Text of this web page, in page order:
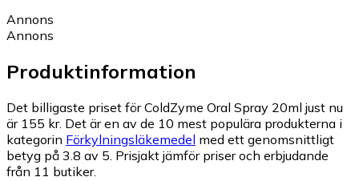
Annons
Annons
Produktinformation
Det billigaste priset för ColdZyme Oral Spray 20ml just nu
är 155 kr. Det är en av de 10 mest populära produkterna i
kategorin Förkylningsläkemedel med ett genomsnittligt
betyg på 3.8 av 5. Prisjakt jämför priser och erbjudande
från 11 butiker.